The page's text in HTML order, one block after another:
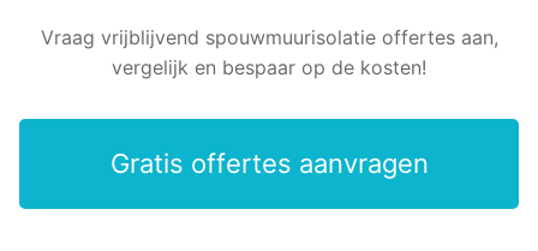
Vraag vrijblijvend spouwmuurisolatie offertes aan,
vergelijk en bespaar op de kosten!
Gratis offertes aanvragen